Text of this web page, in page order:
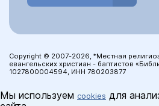
Copyright © 2007-2026, *Местная
евангельских христиан - баптистов
1027800004594, ИНН 780203877
Мы используем cookies для